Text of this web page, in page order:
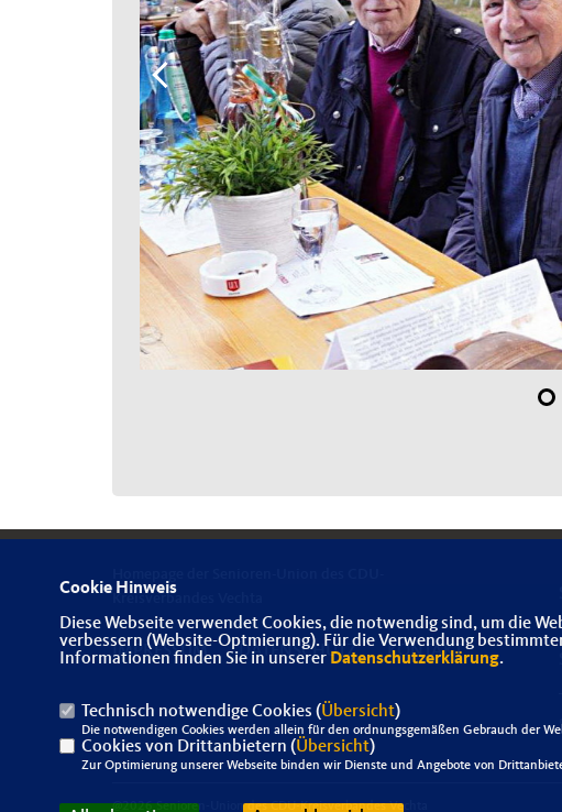
IMPRESSUM DATENSCHUTZ KONTAKT
@2026 Senioren-Union des CDU-Kreisverbandes Vechta
Cookie Hinweis
Diese Webseite verwendet Cookies, die notwendig sind, um die
verbessern (Website-Optmierung). Für die Verwendung
Informationen finden Sie in unserer Datenschutzerklärung.
Technisch notwendige Cookies (Übersicht)
Die notwendigen Cookies werden allein für den ordnungsgemäßen Gebrauch der
Cookies von Drittanbietern (Übersicht)
Zur Optimierung unserer Webseite binden wir Dienste und Angebote von